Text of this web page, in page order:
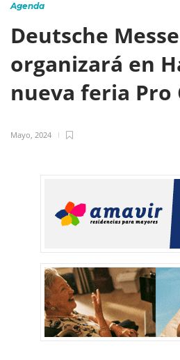
Agenda
Deutsche
organizará en
nueva feria Pro
Mayo, 2024